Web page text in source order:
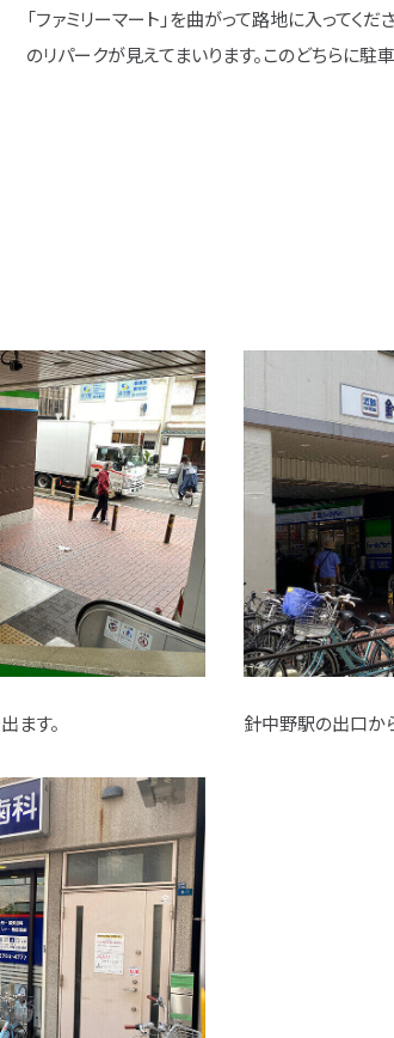
「ファミリーマート」を曲がって路地に入ってく
のリパークが見えてまいります。このどちらに駐
ます。 針中野駅の出口か